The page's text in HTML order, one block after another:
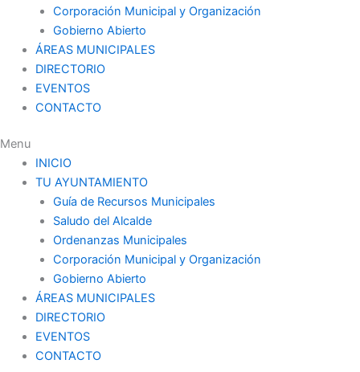
Corporación Municipal y Organización
Gobierno Abierto
ÁREAS MUNICIPALES
DIRECTORIO
EVENTOS
CONTACTO
Menu
INICIO
TU AYUNTAMIENTO
Guía de Recursos Municipales
Saludo del Alcalde
Ordenanzas Municipales
Corporación Municipal y Organización
Gobierno Abierto
ÁREAS MUNICIPALES
DIRECTORIO
EVENTOS
CONTACTO